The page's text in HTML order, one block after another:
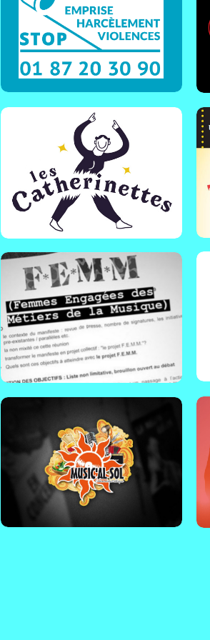
Pays de la Loire - France | Les
Catherinettes accompagne des
festivals dans la mise en place
prévention des violences
sexistes et sexuelles en milieux
festifs.
En savoir plus !
Manifeste F.E.M.M
France | Manifeste signé par
plusieurs centaines de
professionnelles de la musique
pour dénoncer le sexisme
qu'elles subissent dans ce
En savoir plus !
Kultur’Elles
Aude - France | Le Festival de
chanson au féminin dédié à la
lutte contre les violences faites
aux femmes.
En savoir plus !